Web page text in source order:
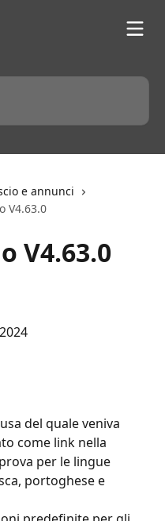
e annunci
V4.63.0
V4.63.0
del quale veniva
come link nella
per le lingue
portoghese e